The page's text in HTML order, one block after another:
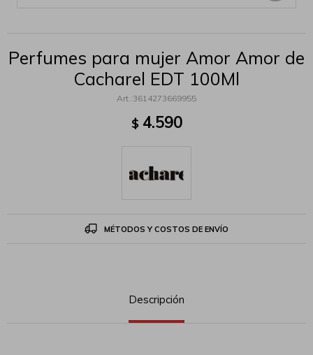
Perfumes para mujer Amor Amor de
Cacharel EDT 100Ml
3614273669955
$ 4.590
MÉTODOS Y COSTOS DE ENVÍO
Descripción